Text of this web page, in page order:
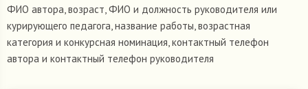
ФИО автора, возраст, ФИО и должность руководителя или
курирующего педагога, название работы, возрастная
категория и конкурсная номинация, контактный телефон
автора и контактный телефон руководителя